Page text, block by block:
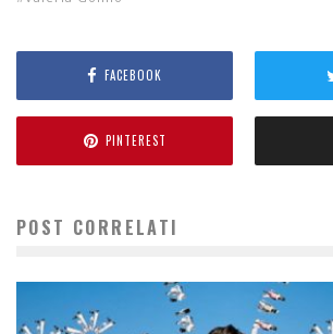
FACEBOOK
PINTEREST
POST CORRELATI